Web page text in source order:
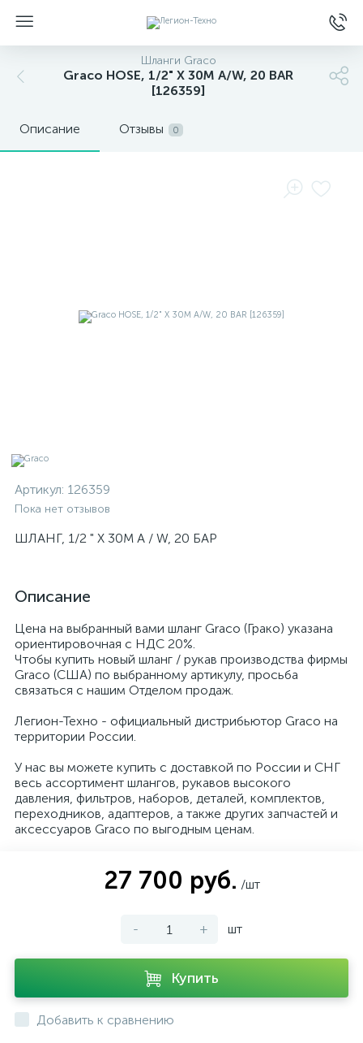
Шланги Graco
Graco HOSE, 1/2" X 30M A/W, 20 BAR
[126359]
Описание Отзывы 0
Артикул: 126359
Пока нет отзывов
ШЛАНГ, 1/2 " X 30M A / W, 20 БАР
Описание
Цена на выбранный вами шланг Graco (Грако) указана
ориентировочная с НДС 20%.
Чтобы купить новый шланг / рукав производства фирмы
Graco (США) по выбранному артикулу, просьба
связаться с нашим Отделом продаж.
Легион-Техно - официальный дистрибьютор Graco на
территории России.
У нас вы можете купить с доставкой по России и СНГ
весь ассортимент шлангов, рукавов высокого
давления, фильтров, наборов, деталей, комплектов,
переходников, адаптеров, а также других запчастей и
аксессуаров Graco по выгодным ценам.
27 700 руб. /шт
- + шт
Купить
Добавить к сравнению